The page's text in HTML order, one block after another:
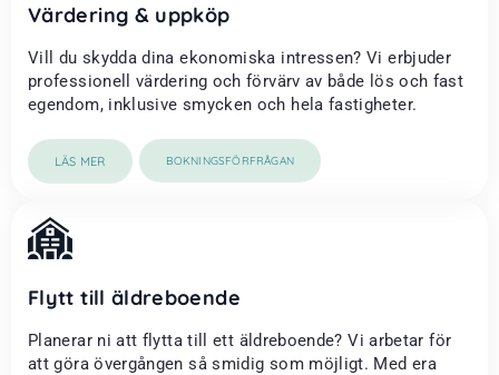
Värdering & uppköp
Vill du skydda dina ekonomiska intressen? Vi erbjuder
professionell värdering och förvärv av både lös och fast
egendom, inklusive smycken och hela fastigheter.
LÄS MER BOKNINGSFÖRFRÅGAN
Flytt till äldreboende
Planerar ni att flytta till ett äldreboende? Vi arbetar för
att göra övergången så smidig som möjligt. Med era